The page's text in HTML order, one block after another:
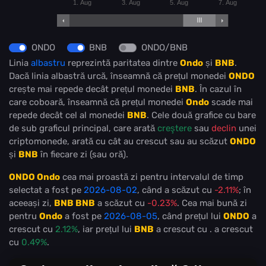
1. Aug 3. Aug 5. Aug 7. Aug
ONDO BNB
ONDO/BNB
Linia albastru reprezintă paritatea dintre Ondo și BNB.
Dacă linia albastră urcă, înseamnă că prețul monedei ONDO
crește mai repede decât prețul monedei BNB. În cazul în
care coboară, înseamnă că prețul monedei Ondo scade mai
repede decât cel al monedei BNB. Cele două grafice cu bare
de sub graficul principal, care aratăcreştere sau declin unei
criptomonede, arată cu cât au crescut sau au scăzut ONDO
și BNB în fiecare zi (sau oră).
ONDO Ondo cea mai proastă zi pentru intervalul de timp
selectat a fost pe 2026-08-02, când a scăzut cu -2.11%; în
aceeași zi, BNB BNB a scăzut cu -0.23%. Cea mai bună zi
pentru Ondo a fost pe 2026-08-05, când prețul lui ONDO a
crescut cu 2.12%, iar prețul lui BNB a crescut cu . a crescut
cu 0.49%.